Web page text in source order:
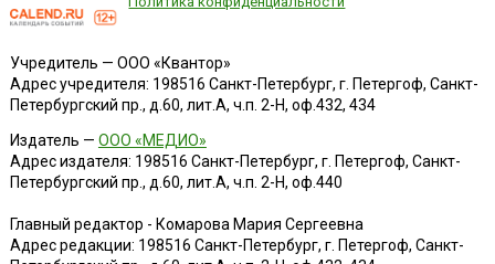
Учредитель — ООО «Квантор»
Адрес учредителя: 198516 Санкт-Петербург, г. Петергоф, Санкт-
Петербургский пр., д.60, лит.А, ч.п. 2-Н, оф.432, 434
Издатель — ООО «МЕДИО»
Адрес издателя: 198516 Санкт-Петербург, г. Петергоф, Санкт-
Петербургский пр., д.60, лит.А, ч.п. 2-Н, оф.440
Главный редактор - Комарова Мария Сергеевна
Адрес редакции: 198516 Санкт-Петербург, г. Петергоф, Санкт-